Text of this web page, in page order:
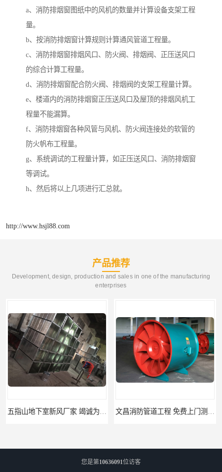
a、消防排烟窗图纸中的风机的数量并计算设备支架工程
量。
b、按消防排烟窗计算规则计算通风管道工程量。
c、消防排烟窗排烟风口、防火阀、排烟阀、正压送风口
的综合计算工程量。
d、消防排烟窗配合防火阀、排烟阀的支架工程量计算。
e、楼道内的消防排烟窗正压送风口及屋顶的排烟风机工
程量不能漏算。
f、消防排烟窗各种风管与风机、防火阀连接处的软管的
防火帆布工程量。
g、系统调试的工程量计算，如正压送风口、消防排烟窗
等调试。
h、然后将以上几项进行汇总就。
http://www.hsjl88.com
产品推荐
Development, design, production and sales in one of the manufacturing
enterprises
您是第10636091位访客